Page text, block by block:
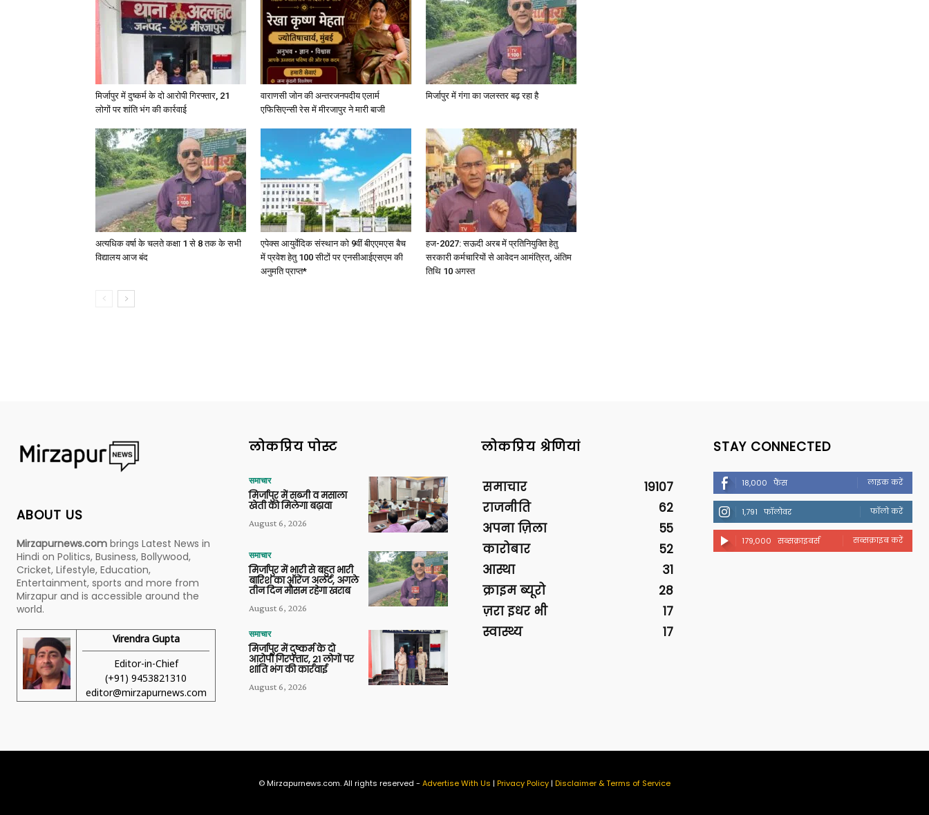
मिर्जापुर में दुष्कर्म के दो आरोपी गिरफ्तार, 21
लोगों पर शांति भंग की कार्रवाई
वाराणसी जोन की अन्तरजनपदीय एलार्म
एफिसिएन्सी रेस में मीरजापुर ने मारी बाजी
मिर्जापुर में गंगा का जलस्तर बढ़ रहा है
अत्यधिक वर्षा के चलते कक्षा 1 से 8 तक के सभी
विद्यालय आज बंद
एपेक्स आयुर्वेदिक संस्थान को 9वीं बीएएमएस बैच
में प्रवेश हेतु 100 सीटों पर एनसीआईएसएम की
अनुमति प्राप्त*
हज-2027: सऊदी अरब में प्रतिनियुक्ति हेतु
सरकारी कर्मचारियों से आवेदन आमंत्रित, अंतिम
तिथि 10 अगस्त
ABOUT US
Mirzapurnews.com brings Latest News in
Hindi on Politics, Business, Bollywood,
Cricket, Lifestyle, Education,
Entertainment, sports and more from
Mirzapur and is accessible around the
world.
Virendra Gupta
Editor-in-Chief
(+91) 9453821310
editor@mirzapurnews.com
लोकप्रिय पोस्ट
समाचार
मिर्जापुर में सब्जी व मसाला
खेती को मिलेगा बढ़ावा
August 6, 2026
समाचार
मिर्जापुर में भारी से बहुत भारी
बारिश का ऑरेंज अलर्ट, अगले
तीन दिन मौसम रहेगा खराब
August 6, 2026
समाचार
मिर्जापुर में दुष्कर्म के दो
आरोपी गिरफ्तार, 21 लोगों पर
शांति भंग की कार्रवाई
August 6, 2026
लोकप्रिय श्रेणियां
समाचार
19107
राजनीति
62
अपना ज़िला
55
कारोबार
52
आस्था
31
क्राइम ब्यूरो
28
ज़रा इधर भी
17
स्वास्थ्य
17
STAY CONNECTED
18,000 फैंस लाइक करें
1,791 फॉलोवर फॉलो करें
179,000 सब्सक्राइबर्स सब्सक्राइब करें
© Mirzapurnews.com. All rights reserved - Advertise With Us | Privacy Policy| Disclaimer & Terms of Service